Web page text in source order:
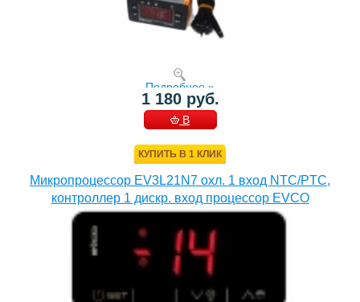
Подробнее »
1 180 руб.
В
КУПИТЬ В 1 КЛИК
Микропроцессор EV3L21N7 охл. 1 вход NTC/PTC,
контроллер 1 дискр. вход процессор EVCO